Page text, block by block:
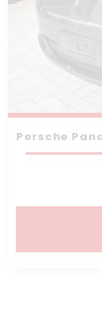
Porsche